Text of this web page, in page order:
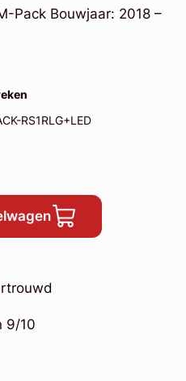
Pack Bouwjaar: 2018 –
RS1RLG+LED
9/10